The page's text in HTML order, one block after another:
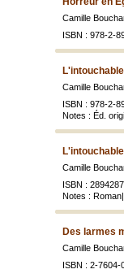
Camille
ISBN : 978-2-
Camille
ISBN : 978-2-
Notes : Éd.
Camille
ISBN :
Notes :
Des larmes
Camille
ISBN : 2-7604-